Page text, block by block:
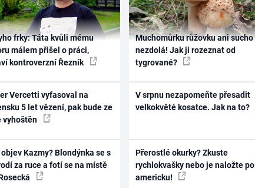
frky: Táta kvůli mému
málem přišel o práci,
kontroverzní Řezník
Vercetti vyfasoval na
5 let vězení, pak bude ze
vyhoštěn
Kazmy? Blondýnka se s
za ruce a fotí se na místě
Muchomůrku růžovku ani sucho
nezdolá! Jak ji rozeznat od
tygrované?
V srpnu nezapomeňte přesadit
velkokvěté kosatce. Jak na to?
Přerostlé okurky? Zkuste
rychlokvašky nebo je naložte po
americku!